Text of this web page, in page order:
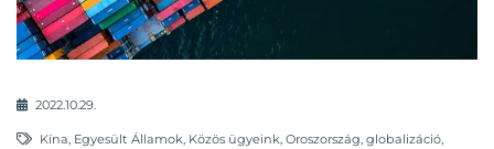
2022.10.29.
Kína, Egyesült Államok, Közös ügyeink, Oroszország, globalizáció,